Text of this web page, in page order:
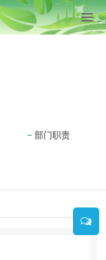
部门职责